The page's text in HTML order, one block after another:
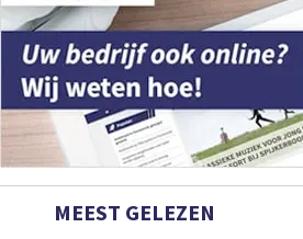
MEEST GELEZEN